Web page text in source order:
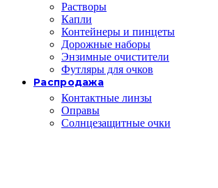
Растворы
Капли
Контейнеры и пинцеты
Дорожные наборы
Энзимные очистители
Футляры для очков
Распродажа
Контактные линзы
Оправы
Солнцезащитные очки